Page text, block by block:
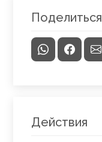
Поделиться
Действия